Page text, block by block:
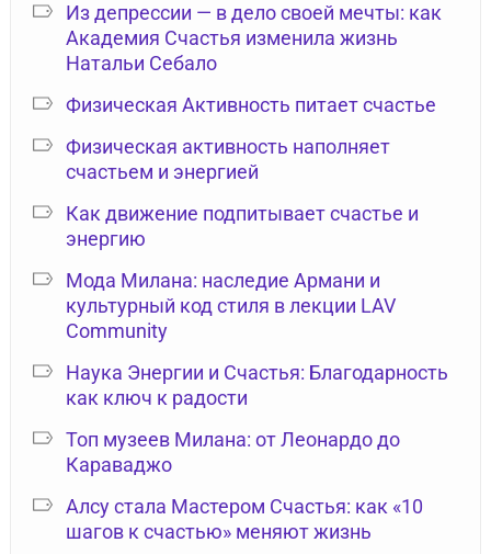
Из депрессии — в дело своей мечты: как
Академия Счастья изменила жизнь
Натальи Себало
Физическая Активность питает счастье
Физическая активность наполняет
счастьем и энергией
Как движение подпитывает счастье и
энергию
Мода Милана: наследие Армани и
культурный код стиля в лекции LAV
Community
Наука Энергии и Счастья: Благодарность
как ключ к радости
Топ музеев Милана: от Леонардо до
Караваджо
Алсу стала Мастером Счастья: как «10
шагов к счастью» меняют жизнь